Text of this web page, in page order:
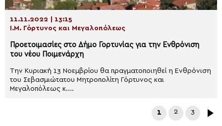
11.11.2022 | 13:15
Ι.Μ. Γόρτυνος και Μεγαλοπόλεως
Προετοιμασίες στο Δήμο Γορτυνίας για την Ενθρόνιση
του νέου Ποιμενάρχη
Την Κυριακή 13 Νοεμβρίου θα πραγματοποιηθεί η Ενθρόνιση
του Σεβασμιώτατου Μητροπολίτη Γόρτυνος και
Μεγαλοπόλεως κ....
1 2 3